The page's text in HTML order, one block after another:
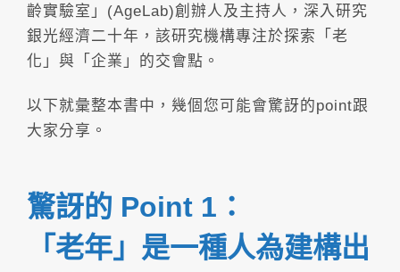
齡實驗室」(AgeLab)創辦人及主持人，深入研究
銀光經濟二十年，該研究機構專注於探索「老
化」與「企業」的交會點。
以下就彙整本書中，幾個您可能會驚訝的point跟
大家分享。
驚訝的 Point 1：
「老年」是一種人為建構出